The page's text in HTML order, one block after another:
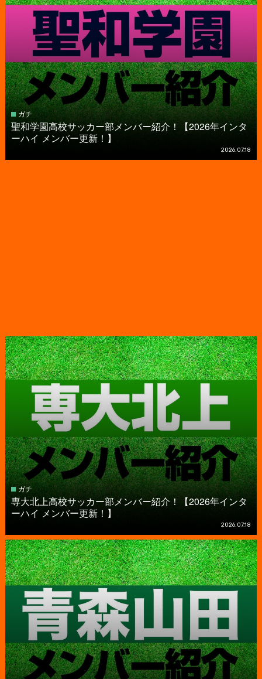
ガチ
聖和学園高校サッカー部メンバー紹介！【2026年インタ
ーハイ メンバー更新！】
2026.07.18
ガチ
専大北上高校サッカー部メンバー紹介！【2026年インタ
ーハイ メンバー更新！】
2026.07.18